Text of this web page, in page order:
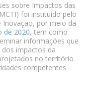
sobre Impactos das
foi instituído pelo
Inovação, por meio da
de 2020, tem como
informações que
impactos da
no território
competentes